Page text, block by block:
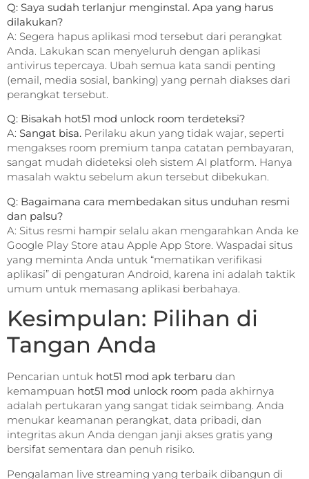
Q: Saya sudah terlanjur menginstal. Apa yang harus
dilakukan?
A: Segera hapus aplikasi mod tersebut dari perangkat
Anda. Lakukan scan menyeluruh dengan aplikasi
antivirus tepercaya. Ubah semua kata sandi penting
(email, media sosial, banking) yang pernah diakses dari
perangkat tersebut.
Q: Bisakah hot51 mod unlock room terdeteksi?
A: Sangat bisa. Perilaku akun yang tidak wajar, seperti
mengakses room premium tanpa catatan pembayaran,
sangat mudah dideteksi oleh sistem AI platform. Hanya
masalah waktu sebelum akun tersebut dibekukan.
Q: Bagaimana cara membedakan situs unduhan resmi
dan palsu?
A: Situs resmi hampir selalu akan mengarahkan Anda ke
Google Play Store atau Apple App Store. Waspadai situs
yang meminta Anda untuk “mematikan verifikasi
aplikasi” di pengaturan Android, karena ini adalah taktik
umum untuk memasang aplikasi berbahaya.
Kesimpulan: Pilihan di
Tangan Anda
Pencarian untuk hot51 mod apk terbaru dan
kemampuan hot51 mod unlock room pada akhirnya
adalah pertukaran yang sangat tidak seimbang. Anda
menukar keamanan perangkat, data pribadi, dan
integritas akun Anda dengan janji akses gratis yang
bersifat sementara dan penuh risiko.
Pengalaman live streaming yang terbaik dibangun di